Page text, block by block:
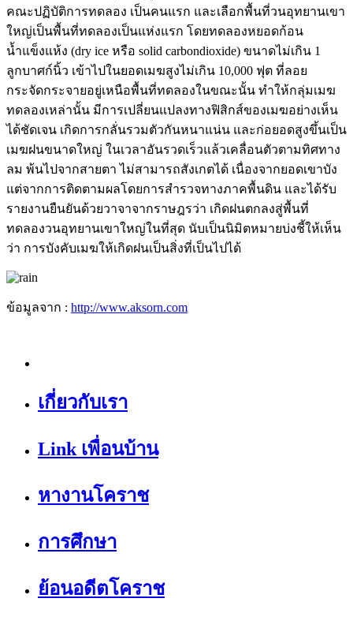
คณะปฏิบัติการทดลอง เป็นคนแรก และเลือกพื้นที่วนอุทยานเขา
ใหญ่เป็นพื้นที่ทดลองเป็นแห่งแรก โดยทดลองหยอดก้อน
น้ำแข็งแห้ง (dry ice หรือ solid carbondioxide) ขนาดไม่เกิน 1
ลูกบาศก์นิ้ว เข้าไปในยอดเมฆสูงไม่เกิน 10,000 ฟุต ที่ลอย
กระจัดกระจายอยู่เหนือพื้นที่ทดลองในขณะนั้น ทำให้กลุ่มเมฆ
ทดลองเหล่านั้น มีการเปลี่ยนแปลงทางฟิสิกส์ของเมฆอย่างเห็น
ได้ชัดเจน เกิดการกลั่นรวมตัวกันหนาแน่น และก่อยอดสูงขึ้นเป็น
เมฆฝนขนาดใหญ่ ในเวลาอันรวดเร็วแล้วเคลื่อนตัวตามทิศทาง
ลม พ้นไปจากสายตา ไม่สามารถสังเกตได้ เนื่องจากยอดเขาบัง
แต่จากการติดตามผลโดยการสำรวจทางภาคพื้นดิน และได้รับ
รายงานยืนยันด้วยวาจาจากราษฎรว่า เกิดฝนตกลงสู่พื้นที่
ทดลองวนอุทยานเขาใหญ่ในที่สุด นับเป็นนิมิตหมายบ่งชี้ให้เห็น
ว่า การบังคับเมฆให้เกิดฝนเป็นสิ่งที่เป็นไปได้
ข้อมูลจาก : http://www.aksorn.com
เกี่ยวกับเรา
Link เพื่อนบ้าน
หางานโคราช
การศึกษา
ย้อนอดีตโคราช